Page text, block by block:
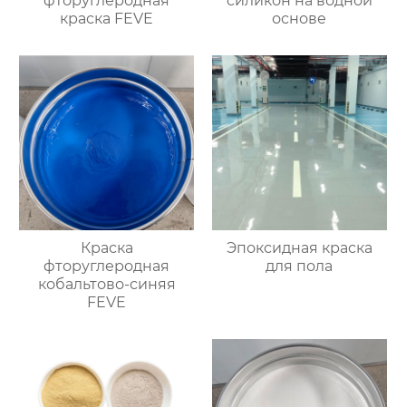
краска FEVE
основе
Краска
фторуглеродная
кобальтово-синяя
FEVE
Эпоксидная краска
для пола